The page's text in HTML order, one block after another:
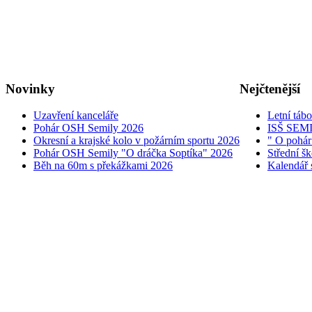
Novinky
Uzavření kanceláře
Pohár OSH Semily 2026
Okresní a krajské kolo v požárním sportu 2026
Pohár OSH Semily "O dráčka Soptíka" 2026
Běh na 60m s překážkami 2026
Nejčtenější
Letní
ISŠ
" O
Střední
Kalendář